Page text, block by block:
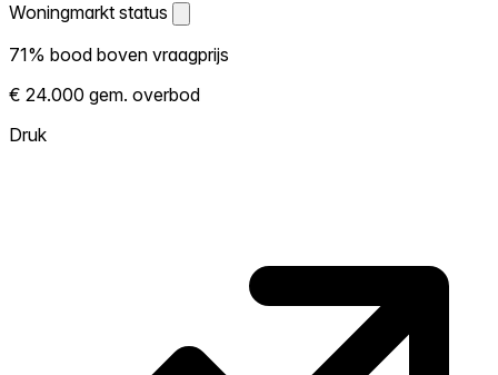
Woningmarkt status
Woningmarkt status
Laat zien hoe competitief de markt hier is.
Hoe meer woningen boven vraagprijs
verkopen, hoe heter. Heet? Verwacht
71% bood boven vraagprijs
€ 24.000 gem. overbod
Druk